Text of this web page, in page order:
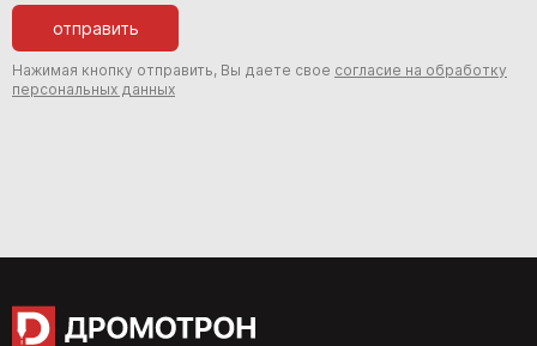
отправить
Нажимая кнопку отправить, Вы даете свое согласие на обработку
персональных данных